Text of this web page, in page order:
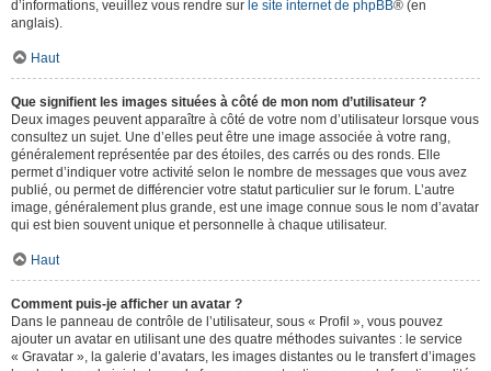
d’informations, veuillez vous rendre sur le site internet de phpBB® (en
anglais).
Haut
Que signifient les images situées à côté de mon nom d’utilisateur ?
Deux images peuvent apparaître à côté de votre nom d’utilisateur lorsque vous
consultez un sujet. Une d’elles peut être une image associée à votre rang,
généralement représentée par des étoiles, des carrés ou des ronds. Elle
permet d’indiquer votre activité selon le nombre de messages que vous avez
publié, ou permet de différencier votre statut particulier sur le forum. L’autre
image, généralement plus grande, est une image connue sous le nom d’avatar
qui est bien souvent unique et personnelle à chaque utilisateur.
Haut
Comment puis-je afficher un avatar ?
Dans le panneau de contrôle de l’utilisateur, sous « Profil », vous pouvez
ajouter un avatar en utilisant une des quatre méthodes suivantes : le service
« Gravatar », la galerie d’avatars, les images distantes ou le transfert d’images